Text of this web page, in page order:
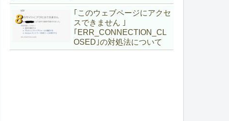
｢このウェブページにアクセ
スできません ｣
｢ERR_CONNECTION_CL
OSED｣の対処法について